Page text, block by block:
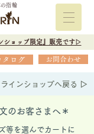
指輪
ショップ限定』販売です▷
タログ お問合わせ
ラインショップへ戻る ▷
のお客さまへ＊
等を選んでカートに